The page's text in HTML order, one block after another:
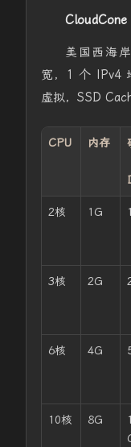
美国西海
宽，1 个 IPv4
虚拟，SSD
CPU 内存
2核 1G
3核 2G
6核 4G
10核 8G